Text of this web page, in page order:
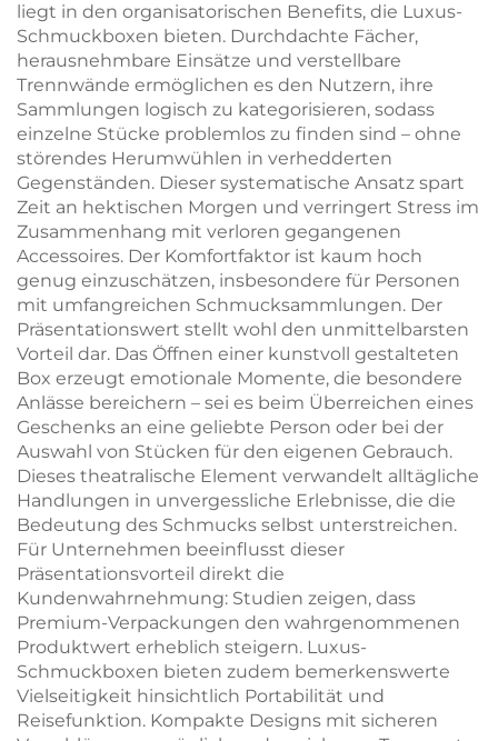
liegt in den organisatorischen Benefits, die Luxus-
Schmuckboxen bieten. Durchdachte Fächer,
herausnehmbare Einsätze und verstellbare
Trennwände ermöglichen es den Nutzern, ihre
Sammlungen logisch zu kategorisieren, sodass
einzelne Stücke problemlos zu finden sind – ohne
störendes Herumwühlen in verhedderten
Gegenständen. Dieser systematische Ansatz spart
Zeit an hektischen Morgen und verringert Stress im
Zusammenhang mit verloren gegangenen
Accessoires. Der Komfortfaktor ist kaum hoch
genug einzuschätzen, insbesondere für Personen
mit umfangreichen Schmucksammlungen. Der
Präsentationswert stellt wohl den unmittelbarsten
Vorteil dar. Das Öffnen einer kunstvoll gestalteten
Box erzeugt emotionale Momente, die besondere
Anlässe bereichern – sei es beim Überreichen eines
Geschenks an eine geliebte Person oder bei der
Auswahl von Stücken für den eigenen Gebrauch.
Dieses theatralische Element verwandelt alltägliche
Handlungen in unvergessliche Erlebnisse, die die
Bedeutung des Schmucks selbst unterstreichen.
Für Unternehmen beeinflusst dieser
Präsentationsvorteil direkt die
Kundenwahrnehmung: Studien zeigen, dass
Premium-Verpackungen den wahrgenommenen
Produktwert erheblich steigern. Luxus-
Schmuckboxen bieten zudem bemerkenswerte
Vielseitigkeit hinsichtlich Portabilität und
Reisefunktion. Kompakte Designs mit sicheren